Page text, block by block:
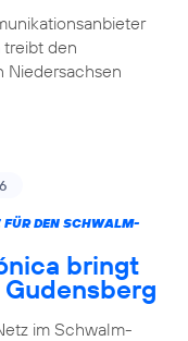
den
Niedersachsen
FÜR DEN SCHWALM-
bringt
im Schwalm-